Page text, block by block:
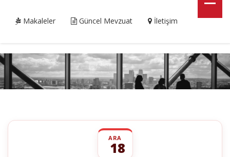
Makaleler Güncel Mevzuat İletişim
ARA
18